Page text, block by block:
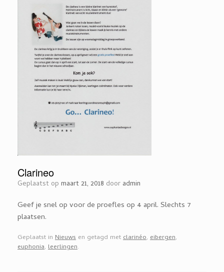
Clarineo
Geplaatst op maart 21, 2018 door admin
Geef je snel op voor de proefles op 4 april. Slechts 7
plaatsen.
Geplaatst in Nieuws en getagd metclarinéo, eibergen,
euphonia, leerlingen.